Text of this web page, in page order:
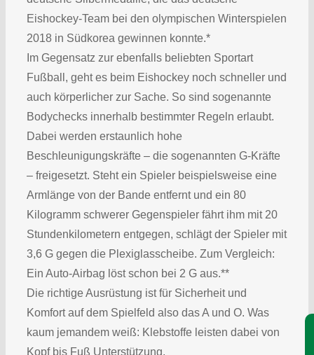
Eishockey-Team bei den olympischen Winterspielen
2018 in Südkorea gewinnen konnte.*
Im Gegensatz zur ebenfalls beliebten Sportart
Fußball, geht es beim Eishockey noch schneller und
auch körperlicher zur Sache. So sind sogenannte
Bodychecks innerhalb bestimmter Regeln erlaubt.
Dabei werden erstaunlich hohe
Beschleunigungskräfte – die sogenannten G-Kräfte
– freigesetzt. Steht ein Spieler beispielsweise eine
Armlänge von der Bande entfernt und ein 80
Kilogramm schwerer Gegenspieler fährt ihm mit 20
Stundenkilometern entgegen, schlägt der Spieler mit
3,6 G gegen die Plexiglasscheibe. Zum Vergleich:
Ein Auto-Airbag löst schon bei 2 G aus.**
Die richtige Ausrüstung ist für Sicherheit und
Komfort auf dem Spielfeld also das A und O. Was
kaum jemandem weiß: Klebstoffe leisten dabei von
Kopf bis Fuß Unterstützung.